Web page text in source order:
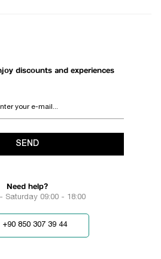
discounts and experiences
SEND
Need help?
Saturday 09:00 - 18:00
+90 850 307 39 44